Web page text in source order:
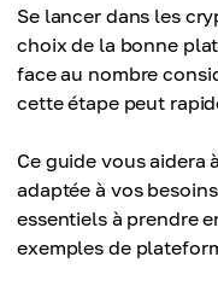
Se lancer dans les
choix de la bonne
face au nombre
cette étape peut
Ce guide vous aidera
adaptée à vos
essentiels à prendre
exemples de